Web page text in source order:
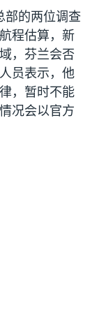
部的两位调查
程估算，新
，芬兰会否
员表示，他
，暂时不能
况会以官方